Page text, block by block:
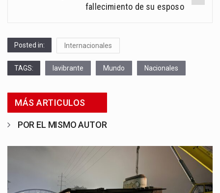
fallecimiento de su esposo
Posted in: Internacionales
TAGS: lavibrante Mundo Nacionales
MÁS ARTICULOS
POR EL MISMO AUTOR